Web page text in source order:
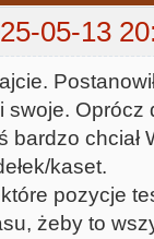
05-13
swoje. Oprócz
bardzo chciał
kaset.
pozycje
żeby to